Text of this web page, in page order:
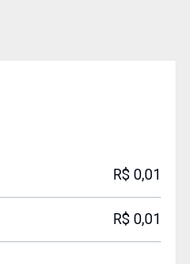
R$ 0,01
R$ 0,01